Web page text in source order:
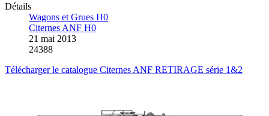
Détails
Wagons et Grues H0
Citernes ANF H0
21 mai 2013
24388
Télécharger le catalogue Citernes ANF RETIRAGE série 1&2